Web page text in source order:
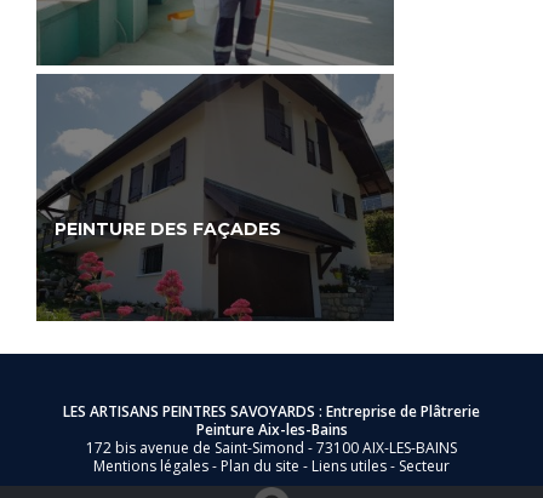
PEINTURE DES FAÇADES
LES ARTISANS PEINTRES SAVOYARDS : Entreprise de Plâtrerie
Peinture Aix-les-Bains
172 bis avenue de Saint-Simond - 73100 AIX-LES-BAINS
Mentions légales- Plan du site - Liens utiles- Secteur